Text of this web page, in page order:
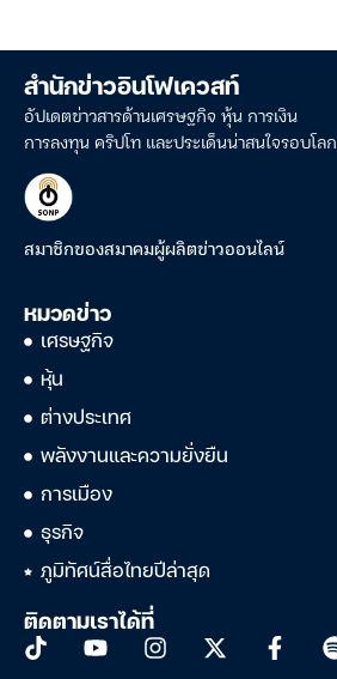
สำนักข่าวอินโฟเควสท์
อัปเดตข่าวสารด้านเศรษฐกิจ หุ้น การเงิน
การลงทุน คริปโท และประเด็นน่าสนใจรอบโลก
สมาชิกของสมาคมผู้ผลิตข่าวออนไลน์
หมวดข่าว
เศรษฐกิจ
หุ้น
ต่างประเทศ
พลังงานและความยั่งยืน
การเมือง
ธุรกิจ
ภูมิทัศน์สื่อไทยปีล่าสุด
ติดตามเราได้ที่